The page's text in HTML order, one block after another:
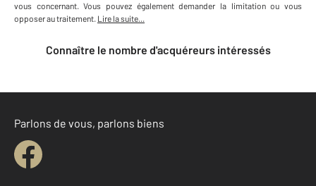
vous concernant. Vous pouvez également demander la limitation ou vous
opposer au traitement. Lire la suite...
Connaître le nombre d'acquéreurs intéressés
Parlons de vous, parlons biens